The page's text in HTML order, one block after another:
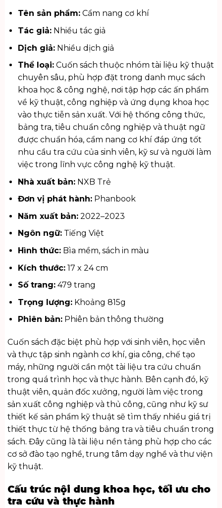
Tên sản phẩm:Cẩm nang cơ khí
Tác giả:Nhiều tác giả
Dịch giả:Nhiều dịch giả
Thể loại:Cuốn sách thuộc nhóm tài liệu kỹ thuật
chuyên sâu, phù hợp đặt trong danh mục sách
khoa học & công nghệ, nơi tập hợp các ấn phẩm
về kỹ thuật, công nghiệp và ứng dụng khoa học
vào thực tiễn sản xuất. Với hệ thống công thức,
bảng tra, tiêu chuẩn công nghiệp và thuật ngữ
được chuẩn hóa, cẩm nang cơ khí đáp ứng tốt
nhu cầu tra cứu của sinh viên, kỹ sư và người làm
việc trong lĩnh vực công nghệ kỹ thuật.
Nhà xuất bản:NXB Trẻ
Đơn vị phát hành:Phanbook
Năm xuất bản:2022–2023
Ngôn ngữ:Tiếng Việt
Hình thức:Bìa mềm, sách in màu
Kích thước:17 x 24 cm
Số trang:479 trang
Trọng lượng:Khoảng 815g
Phiên bản:Phiên bản thông thường
Cuốn sách đặc biệt phù hợp với sinh viên, học viên
và thực tập sinh ngành cơ khí, gia công, chế tạo
máy, những người cần một tài liệu tra cứu chuẩn
trong quá trình học và thực hành. Bên cạnh đó, kỹ
thuật viên, quản đốc xưởng, người làm việc trong
sản xuất công nghiệp và thủ công, cũng như kỹ sư
thiết kế sản phẩm kỹ thuật sẽ tìm thấy nhiều giá trị
thiết thực từ hệ thống bảng tra và tiêu chuẩn trong
sách. Đây cũng là tài liệu nền tảng phù hợp cho các
cơ sở đào tạo nghề, trung tâm dạy nghề và thư viện
kỹ thuật.
Cấu trúc nội dung khoa học, tối ưu cho
tra cứu và thực hành